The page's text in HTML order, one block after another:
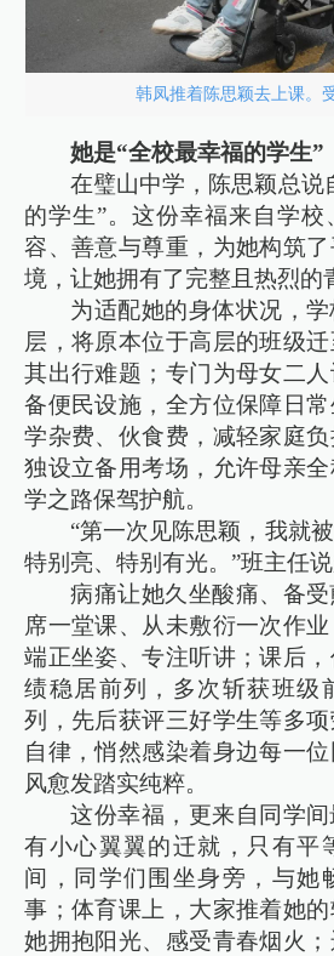
韩凤推着陈思颖去上课。
她是“全校最幸福的学生”
在璧山中学，陈思颖总说
的学生”。这份幸福来自学
容、善意与尊重，为她构筑
境，让她拥有了完整且热烈的
为适配她的身体状况，
层，将原本位于高层的班级
其出行难题；专门为母女二
备便民设施，全方位保障日
学杂费、伙食费，减轻家庭
独设立备用考场，允许母亲
学之路保驾护航。
“第一次见陈思颖，我就
特别亮、特别有光。”班主任
病痛让她久坐酸痛、备
席一堂课、从未敷衍一次作
端正坐姿、专注听讲；课后
绩稳居前列，多次斩获班级
列，先后获评三好学生等多
自律，悄然感染着身边每一
风愈发踏实纯粹。
这份幸福，更来自同学
有小心翼翼的迁就，只有平
间，同学们围坐身旁，与她
事；体育课上，大家推着她
她拥抱阳光、感受青春烟火